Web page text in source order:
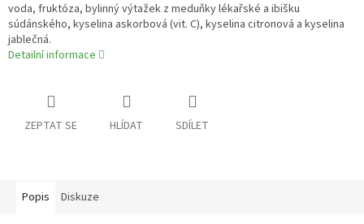
voda, fruktóza, bylinný výtažek z meduňky lékařské a ibišku
súdánského, kyselina askorbová (vit. C), kyselina citronová a kyselina
jablečná.
Detailní informace
ZEPTAT SE HLÍDAT SDÍLET
Popis Diskuze